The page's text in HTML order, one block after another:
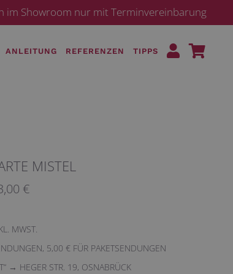
im Showroom nur mit Terminvereinbarung
ANLEITUNG REFERENZEN TIPPS
MISTEL
€
MWST.
5,00 € FÜR PAKETSENDUNGEN
→ HEGER STR. 19, OSNABRÜCK